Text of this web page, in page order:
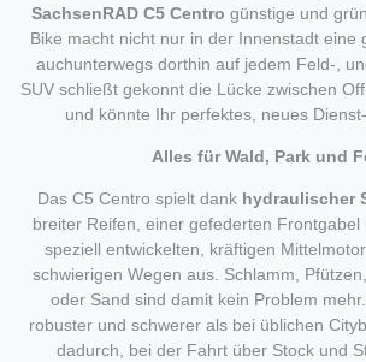
SachsenRAD C5 Centro günstige und
Bike macht nicht nur in der Innenstadt eine
auchunterwegs dorthin auf jedem Feld-,
SUV schließt gekonnt die Lücke zwischen
und könnte Ihr perfektes, neues
Alles für Wald, Park und
Das C5 Centro spielt dank hydraulischer
breiter Reifen, einer gefederten Frontgabel
speziell entwickelten, kräftigen
schwierigen Wegen aus. Schlamm,
oder Sand sind damit kein Problem
robuster und schwerer als bei üblichen
dadurch, bei der Fahrt über Stock und